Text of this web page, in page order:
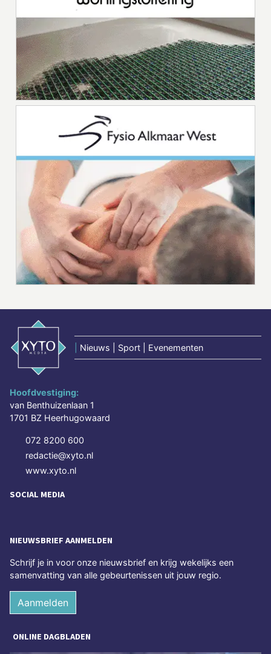
Nieuws | Sport | Evenementen
Hoofdvestiging:
van Benthuizenlaan 1
1701 BZ Heerhugowaard
072 8200 600
redactie@xyto.nl
www.xyto.nl
SOCIAL MEDIA
NIEUWSBRIEF AANMELDEN
Schrijf je in voor onze nieuwsbrief en krijg wekelijks een
samenvatting van alle gebeurtenissen uit jouw regio.
Aanmelden
ONLINE DAGBLADEN